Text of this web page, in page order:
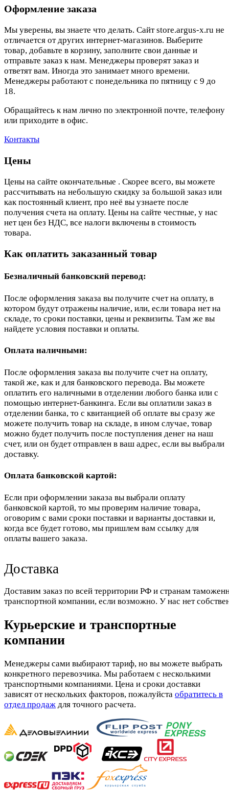
Оформление заказа
Мы уверены, вы знаете что делать. Сайт store.argus-x.ru не
отличается от других интернет-магазинов. Выберите
товар, добавьте в корзину, заполните свои данные и
отправьте заказ к нам. Менеджеры проверят заказ и
ответят вам. Иногда это занимает много времени.
Менеджеры работают с понедельника по пятницу с 9 до
18.
Обращайтесь к нам лично по электронной почте, телефону
или приходите в офис.
Контакты
Цены
Цены на сайте окончательные . Скорее всего, вы можете
рассчитывать на небольшую скидку за большой заказ или
как постоянный клиент, про неё вы узнаете после
получения счета на оплату. Цены на сайте честные, у нас
нет цен без НДС, все налоги включены в стоимость
товара.
Как оплатить заказанный товар
Безналичный банковский перевод:
После оформления заказа вы получите счет на оплату, в
котором будут отражены наличие, или, если товара нет на
складе, то сроки поставки, цены и реквизиты. Там же вы
найдете условия поставки и оплаты.
Оплата наличными:
После оформления заказа вы получите счет на оплату,
такой же, как и для банковского перевода. Вы можете
оплатить его наличными в отделении любого банка или с
помощью интернет-банкинга. Если вы оплатили заказ в
отделении банка, то с квитанцией об оплате вы сразу же
можете получить товар на складе, в ином случае, товар
можно будет получить после поступления денег на наш
счет, или он будет отправлен в ваш адрес, если вы выбрали
доставку.
Оплата банковской картой:
Если при оформлении заказа вы выбрали оплату
банковской картой, то мы проверим наличие товара,
оговорим с вами сроки поставки и варианты доставки и,
когда все будет готово, мы пришлем вам ссылку для
оплаты вашего заказа.
Доставка
Доставим заказ по всей территории РФ и странам
транспортной компании, если возможно. У нас нет
Курьерские и транспортные
компании
Менеджеры сами выбирают тариф, но вы можете выбрать
конкретного перевозчика. Мы работаем с несколькими
транспортными компаниями. Цена и сроки доставки
зависят от нескольких факторов, пожалуйста обратитесь в
отдел продаж для точного расчета.